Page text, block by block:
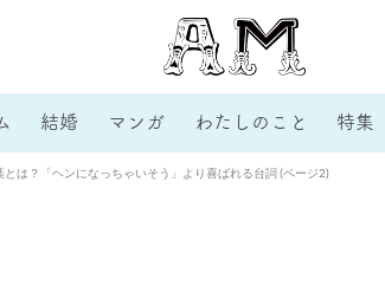
結婚 マンガ わたしのこと 特集
は？「ヘンになっちゃいそう」より喜ばれる台詞 (ページ2)